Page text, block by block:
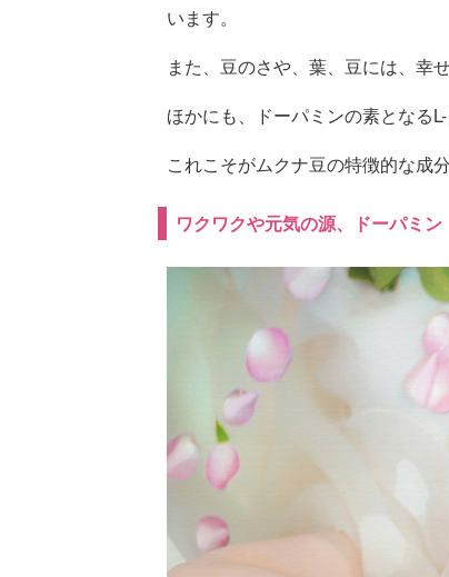
います。
また、豆のさや、葉、豆には、幸
ほかにも、ドーパミンの素となる
これこそがムクナ豆の特徴的な成
ワクワクや元気の源、ドーパミン